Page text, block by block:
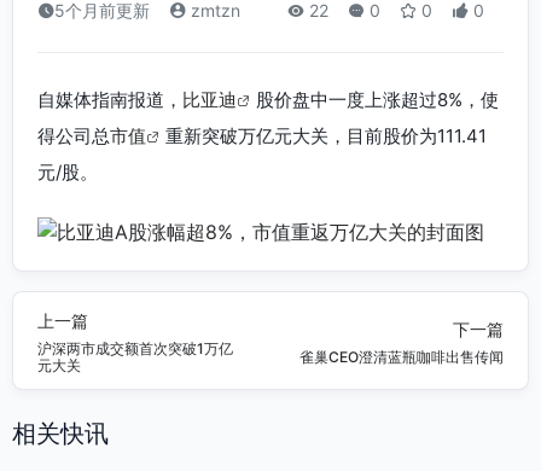
5个月前更新 zmtzn 22 0 0 0
自媒体指南报道， 比亚迪
股价盘中一度上涨超过8%，使
得公司总市值
重新突破万亿元大关，目前股价为111.41
元/股。
上一篇
沪深两市成交额首次突破1万亿
元大关
下一篇
雀巢CEO澄清蓝瓶咖啡出售传闻
相关快讯